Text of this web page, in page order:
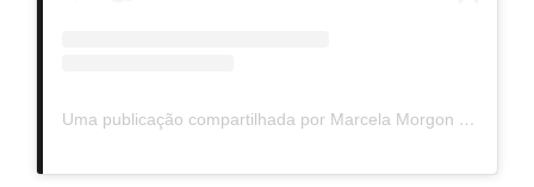
Uma publicação compartilhada por Marcela Morgon (@marcelamorgon)